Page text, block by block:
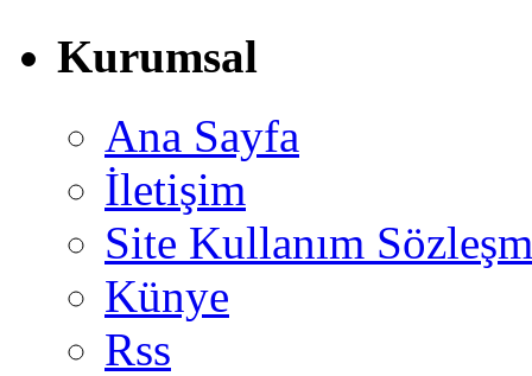
Kurumsal
Ana Sayfa
İletişim
Site Kullanım
Künye
Rss